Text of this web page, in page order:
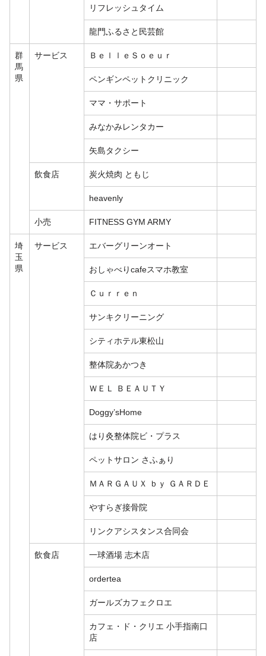
リフレッシュタイム
龍門ふるさと民芸館
群
馬
県
サービス ＢｅｌｌｅＳｏｅｕｒ
ペンギンペットクリニック
ママ・サポート
みなかみレンタカー
矢島タクシー
飲食店 炭火焼肉 ともじ
heavenly
小売 FITNESS GYM ARMY
埼
玉
県
サービス エバーグリーンオート
おしゃべりcafeスマホ教室
Ｃｕｒｒｅｎ
サンキクリーニング
シティホテル東松山
整体院あかつき
ＷＥＬ ＢＥＡＵＴＹ
Doggy’sHome
はり灸整体院ビ・プラス
ペットサロン さふぁり
ＭＡＲＧＡＵＸ ｂｙ ＧＡＲＤＥ
やすらぎ接骨院
リンクアシスタンス合同会
飲食店 一球酒場 志木店
ordertea
ガールズカフェクロエ
カフェ・ド・クリエ 小手指南口
店